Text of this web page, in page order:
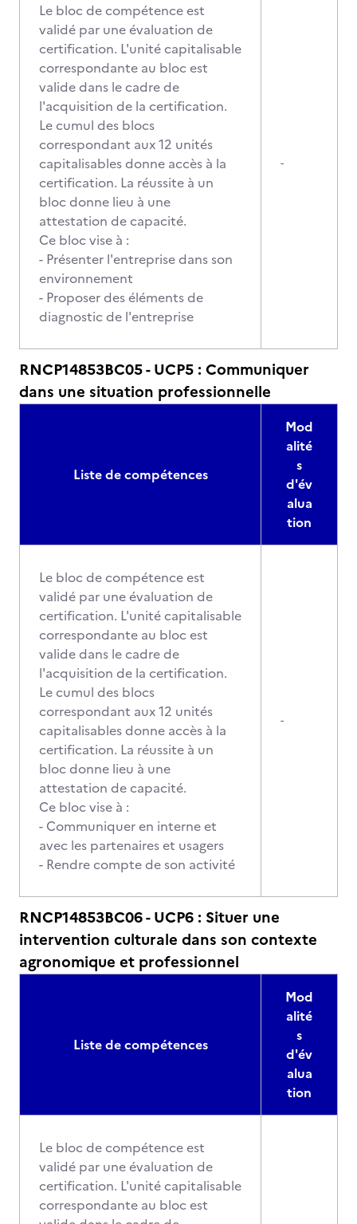
Le bloc de compétence est
validé par une évaluation de
certification. L'unité capitalisable
correspondante au bloc est
valide dans le cadre de
l'acquisition de la certification.
Le cumul des blocs
correspondant aux 12 unités
capitalisables donne accès à la
certification. La réussite à un
bloc donne lieu à une
attestation de capacité.
Ce bloc vise à :
- Présenter l'entreprise dans son
environnement
- Proposer des éléments de
diagnostic de l'entreprise
-
RNCP14853BC05 - UCP5 : Communiquer
dans une situation professionnelle
Liste de compétences
Mod
alité
s
d'év
alua
tion
Le bloc de compétence est
validé par une évaluation de
certification. L'unité capitalisable
correspondante au bloc est
valide dans le cadre de
l'acquisition de la certification.
Le cumul des blocs
correspondant aux 12 unités
capitalisables donne accès à la
certification. La réussite à un
bloc donne lieu à une
attestation de capacité.
Ce bloc vise à :
- Communiquer en interne et
avec les partenaires et usagers
- Rendre compte de son activité
-
RNCP14853BC06 - UCP6 : Situer une
intervention culturale dans son contexte
agronomique et professionnel
Liste de compétences
Mod
alité
s
d'év
alua
tion
Le bloc de compétence est
validé par une évaluation de
certification. L'unité capitalisable
correspondante au bloc est